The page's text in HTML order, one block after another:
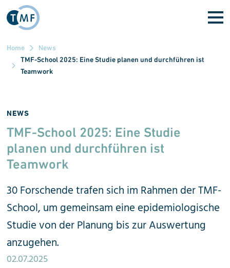
Direkt zum Inhalt
Home
News
TMF-School 2025: Eine Studie planen und durchführen ist
Teamwork
NEWS
TMF-School 2025: Eine Studie
planen und durchführen ist
Teamwork
30 Forschende trafen sich im Rahmen der TMF-
School, um gemeinsam eine epidemiologische
Studie von der Planung bis zur Auswertung
anzugehen.
02.07.2025